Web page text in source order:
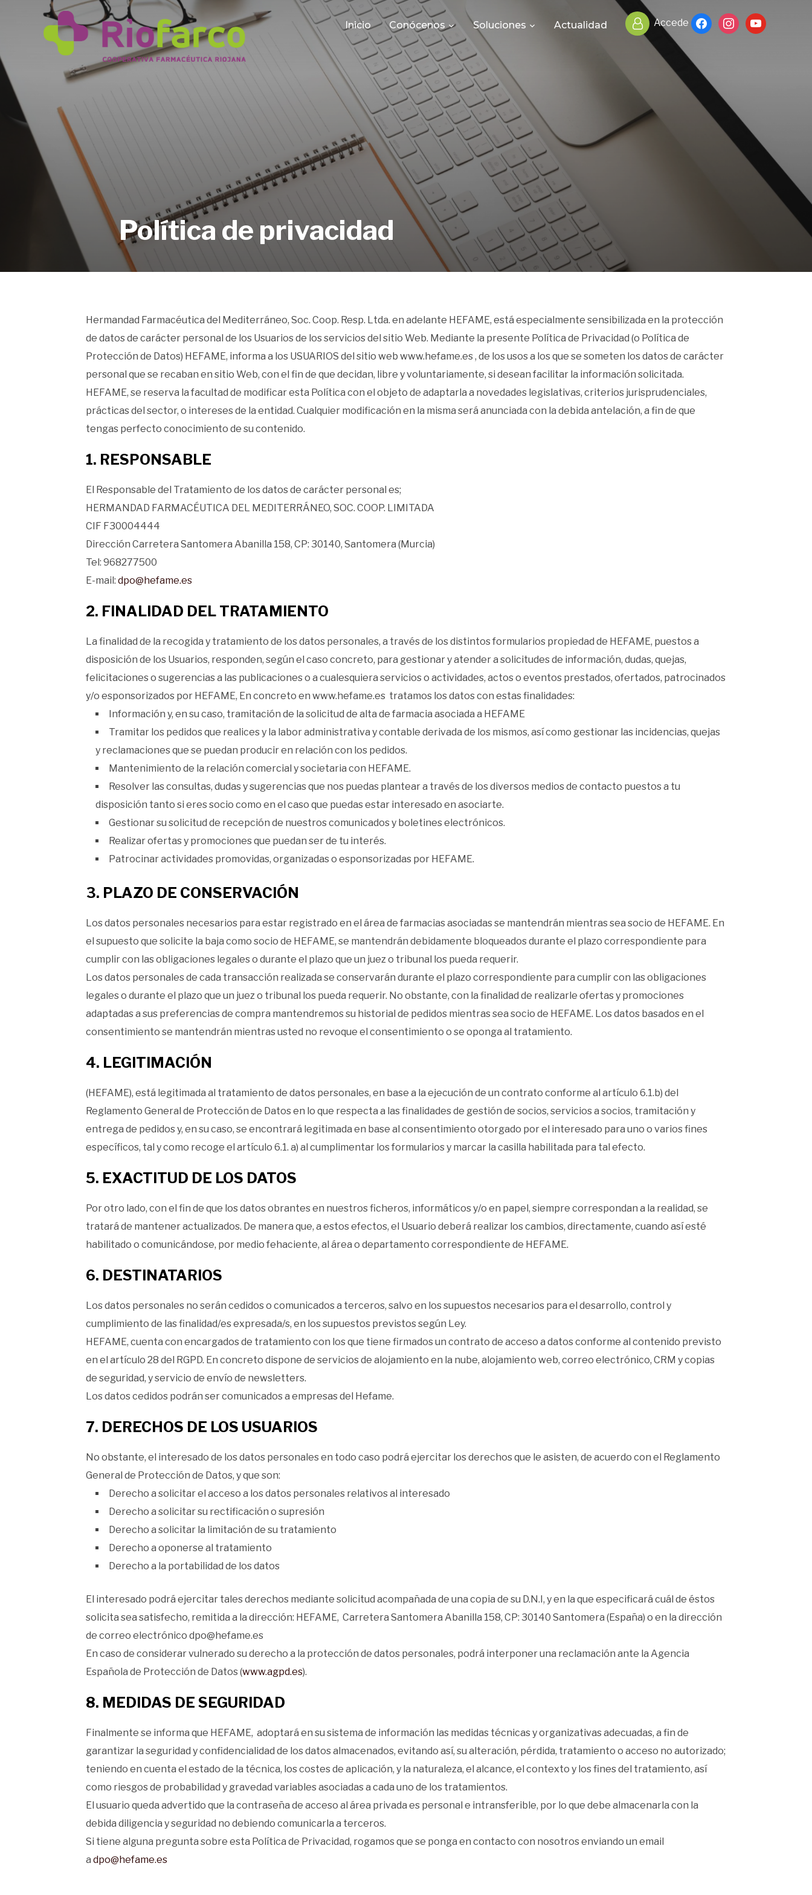
Accede facebookinstagram
youtube
Inicio Conócenos Soluciones Actualidad
Política de privacidad
Hermandad Farmacéutica del Mediterráneo, Soc. Coop. Resp. Ltda. en adelante HEFAME, está especialmente sensibilizada en la protección
de datos de carácter personal de los Usuarios de los servicios del sitio Web. Mediante la presente Política de Privacidad (o Política de
Protección de Datos) HEFAME, informa a los USUARIOS del sitio web www.hefame.es , de los usos a los que se someten los datos de carácter
personal que se recaban en sitio Web, con el fin de que decidan, libre y voluntariamente, si desean facilitar la información solicitada.
HEFAME, se reserva la facultad de modificar esta Política con el objeto de adaptarla a novedades legislativas, criterios jurisprudenciales,
prácticas del sector, o intereses de la entidad. Cualquier modificación en la misma será anunciada con la debida antelación, a fin de que
tengas perfecto conocimiento de su contenido.
1. RESPONSABLE
El Responsable del Tratamiento de los datos de carácter personal es;
HERMANDAD FARMACÉUTICA DEL MEDITERRÁNEO, SOC. COOP. LIMITADA
CIF F30004444
Dirección Carretera Santomera Abanilla 158, CP: 30140, Santomera (Murcia)
Tel: 968277500
E-mail: dpo@hefame.es
2. FINALIDAD DEL TRATAMIENTO
La finalidad de la recogida y tratamiento de los datos personales, a través de los distintos formularios propiedad de HEFAME, puestos a
disposición de los Usuarios, responden, según el caso concreto, para gestionar y atender a solicitudes de información, dudas, quejas,
felicitaciones o sugerencias a las publicaciones o a cualesquiera servicios o actividades, actos o eventos prestados, ofertados, patrocinados
y/o esponsorizados por HEFAME, En concreto en www.hefame.es tratamos los datos con estas finalidades:
Información y, en su caso, tramitación de la solicitud de alta de farmacia asociada a HEFAME
Tramitar los pedidos que realices y la labor administrativa y contable derivada de los mismos, así como gestionar las incidencias, quejas
y reclamaciones que se puedan producir en relación con los pedidos.
Mantenimiento de la relación comercial y societaria con HEFAME.
Resolver las consultas, dudas y sugerencias que nos puedas plantear a través de los diversos medios de contacto puestos a tu
disposición tanto si eres socio como en el caso que puedas estar interesado en asociarte.
Gestionar su solicitud de recepción de nuestros comunicados y boletines electrónicos.
Realizar ofertas y promociones que puedan ser de tu interés.
Patrocinar actividades promovidas, organizadas o esponsorizadas por HEFAME.
3. PLAZO DE CONSERVACIÓN
Los datos personales necesarios para estar registrado en el área de farmacias asociadas se mantendrán mientras sea socio de HEFAME. En
el supuesto que solicite la baja como socio de HEFAME, se mantendrán debidamente bloqueados durante el plazo correspondiente para
cumplir con las obligaciones legales o durante el plazo que un juez o tribunal los pueda requerir.
Los datos personales de cada transacción realizada se conservarán durante el plazo correspondiente para cumplir con las obligaciones
legales o durante el plazo que un juez o tribunal los pueda requerir. No obstante, con la finalidad de realizarle ofertas y promociones
adaptadas a sus preferencias de compra mantendremos su historial de pedidos mientras sea socio de HEFAME. Los datos basados en el
consentimiento se mantendrán mientras usted no revoque el consentimiento o se oponga al tratamiento.
4. LEGITIMACIÓN
(HEFAME), está legitimada al tratamiento de datos personales, en base a la ejecución de un contrato conforme al artículo 6.1.b) del
Reglamento General de Protección de Datos en lo que respecta a las finalidades de gestión de socios, servicios a socios, tramitación y
entrega de pedidos y, en su caso, se encontrará legitimada en base al consentimiento otorgado por el interesado para uno o varios fines
específicos, tal y como recoge el artículo 6.1. a) al cumplimentar los formularios y marcar la casilla habilitada para tal efecto.
5. EXACTITUD DE LOS DATOS
Por otro lado, con el fin de que los datos obrantes en nuestros ficheros, informáticos y/o en papel, siempre correspondan a la realidad, se
tratará de mantener actualizados. De manera que, a estos efectos, el Usuario deberá realizar los cambios, directamente, cuando así esté
habilitado o comunicándose, por medio fehaciente, al área o departamento correspondiente de HEFAME.
6. DESTINATARIOS
Los datos personales no serán cedidos o comunicados a terceros, salvo en los supuestos necesarios para el desarrollo, control y
cumplimiento de las finalidad/es expresada/s, en los supuestos previstos según Ley.
HEFAME, cuenta con encargados de tratamiento con los que tiene firmados un contrato de acceso a datos conforme al contenido previsto
en el artículo 28 del RGPD. En concreto dispone de servicios de alojamiento en la nube, alojamiento web, correo electrónico, CRM y copias
de seguridad, y servicio de envío de newsletters.
Los datos cedidos podrán ser comunicados a empresas del Hefame.
7. DERECHOS DE LOS USUARIOS
No obstante, el interesado de los datos personales en todo caso podrá ejercitar los derechos que le asisten, de acuerdo con el Reglamento
General de Protección de Datos, y que son:
Derecho a solicitar el acceso a los datos personales relativos al interesado
Derecho a solicitar su rectificación o supresión
Derecho a solicitar la limitación de su tratamiento
Derecho a oponerse al tratamiento
Derecho a la portabilidad de los datos
El interesado podrá ejercitar tales derechos mediante solicitud acompañada de una copia de su D.N.I, y en la que especificará cuál de éstos
solicita sea satisfecho, remitida a la dirección: HEFAME, Carretera Santomera Abanilla 158, CP: 30140 Santomera (España) o en la dirección
de correo electrónico dpo@hefame.es
En caso de considerar vulnerado su derecho a la protección de datos personales, podrá interponer una reclamación ante la Agencia
Española de Protección de Datos (www.agpd.es).
8. MEDIDAS DE SEGURIDAD
Finalmente se informa que HEFAME, adoptará en su sistema de información las medidas técnicas y organizativas adecuadas, a fin de
garantizar la seguridad y confidencialidad de los datos almacenados, evitando así, su alteración, pérdida, tratamiento o acceso no autorizado;
teniendo en cuenta el estado de la técnica, los costes de aplicación, y la naturaleza, el alcance, el contexto y los fines del tratamiento, así
como riesgos de probabilidad y gravedad variables asociadas a cada uno de los tratamientos.
El usuario queda advertido que la contraseña de acceso al área privada es personal e intransferible, por lo que debe almacenarla con la
debida diligencia y seguridad no debiendo comunicarla a terceros.
Si tiene alguna pregunta sobre esta Política de Privacidad, rogamos que se ponga en contacto con nosotros enviando un email
a dpo@hefame.es